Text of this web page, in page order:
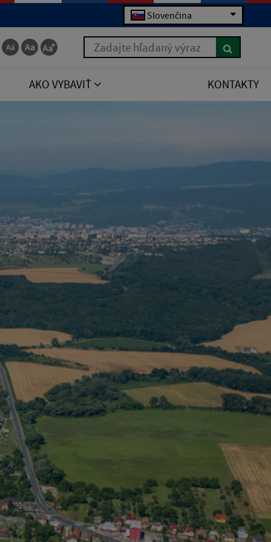
Slovenčina
Zadajte hľadaný výraz
AKO VYBAVIŤ KONTAKTY